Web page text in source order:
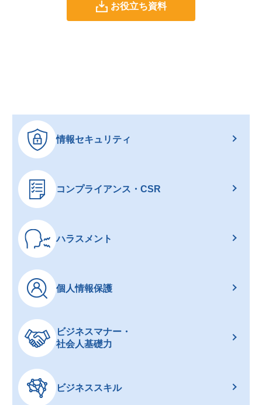
お役立ち資料
情報セキュリティ
コンプライアンス・CSR
ハラスメント
個人情報保護
ビジネスマナー・
社会人基礎力
ビジネススキル